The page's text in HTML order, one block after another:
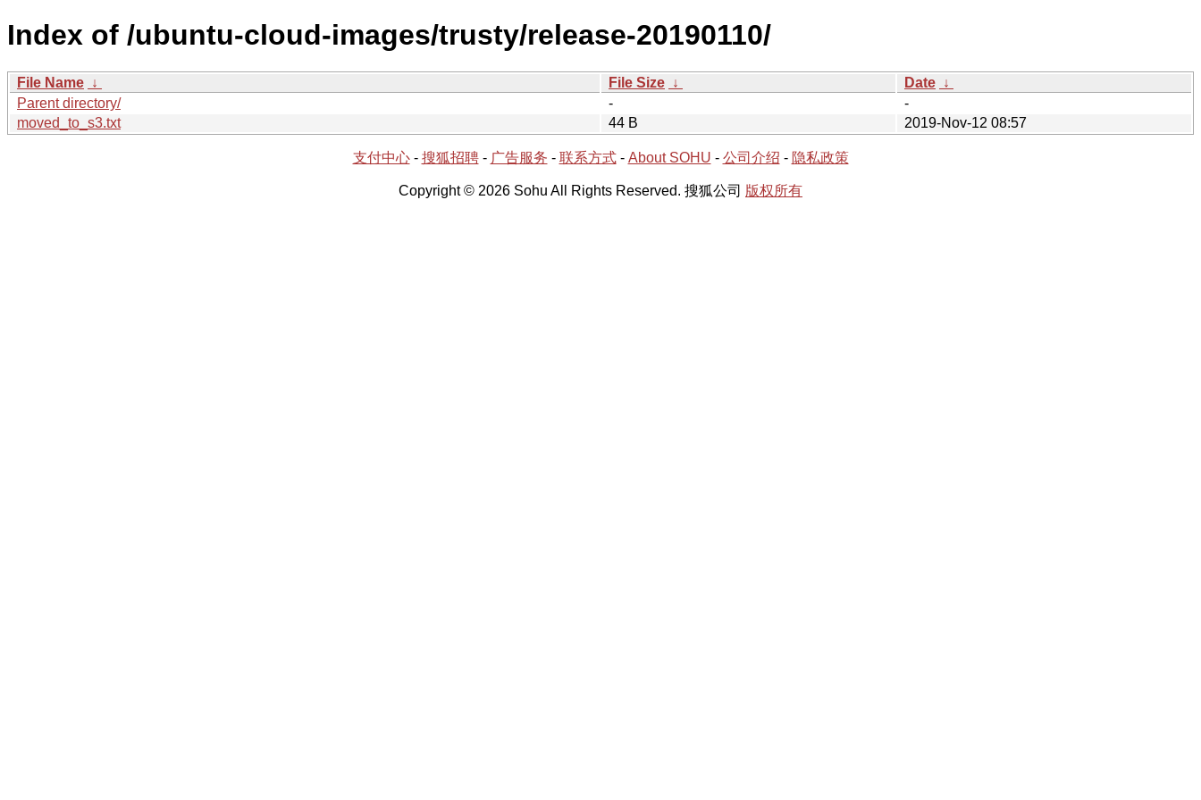
Index of /ubuntu-cloud-images/trusty/release-20190110/
File Name ↓ File Size ↓ Date ↓
Parent directory/
-
-
moved_to_s3.txt
44 B 2019-Nov-12 08:57
支付中心- 搜狐招聘- 广告服务 - 联系方式- About SOHU - 公司介绍 - 隐私政策
Copyright © 2026 Sohu All Rights Reserved. 搜狐公司 版权所有